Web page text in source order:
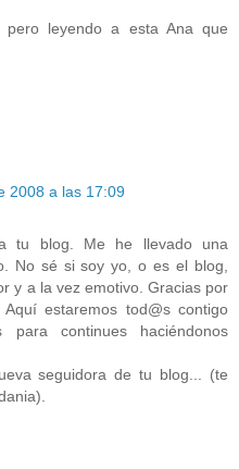
pero leyendo a esta Ana que
2008 a las 17:09
tu blog. Me he llevado una
No sé si soy yo, o es el blog,
y a la vez emotivo. Gracias por
estaremos tod@s contigo
para continues haciéndonos
seguidora de tu blog... (te